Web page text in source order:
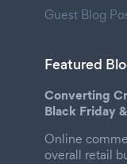
Guest Blog
Featured
Converting
Black Friday
Online
overall retail